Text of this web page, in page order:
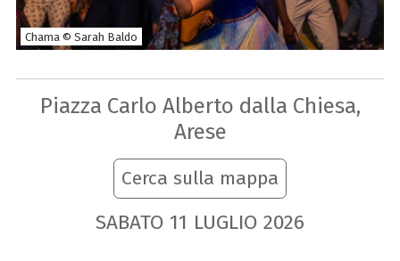
Chama © Sarah Baldo
Piazza Carlo Alberto dalla Chiesa,
Arese
Cerca sulla mappa
SABATO 11 LUGLIO 2026